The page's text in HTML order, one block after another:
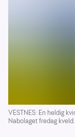
VESTNES: En heldig
Nabolaget fredag kveld.